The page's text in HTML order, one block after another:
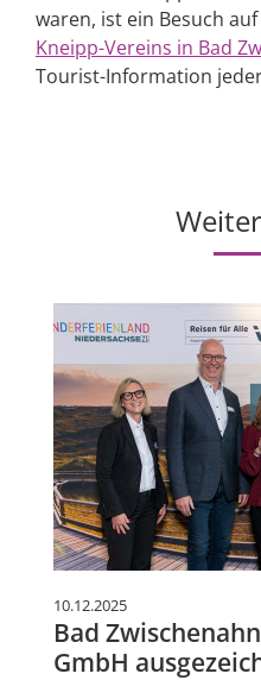
waren, ist ein Besuch
Kneipp-Vereins in Bad
Tourist-Information
10.12.2025
Bad
GmbH